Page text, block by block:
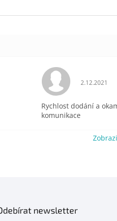
je 5 z 5 hvězdiček. Hodnocení
2.12.2021
Rychlost dodání a
komunikace
newsletter